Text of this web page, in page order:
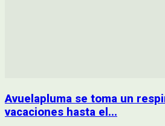
Avuelapluma se toma un
vacaciones hasta el...